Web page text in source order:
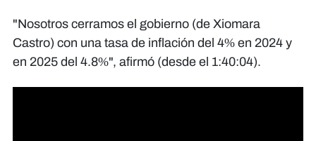
"Nosotros cerramos el gobierno (de Xiomara
Castro) con una tasa de inflación del 4% en 2024 y
en 2025 del 4.8%", afirmó (desde el 1:40:04).